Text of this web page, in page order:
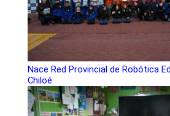
Nace Red Provincial de Robótica
Chiloé